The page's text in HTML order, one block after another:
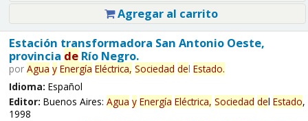
Agregar al carrito
Estación transformadora San Antonio Oeste,
provincia deRío Negro.
por Agua y Energía Eléctrica, Sociedad del Estado.
Idioma: Español
Editor: Buenos Aires: Agua y Energía Eléctrica, Sociedad del Estado,
1998